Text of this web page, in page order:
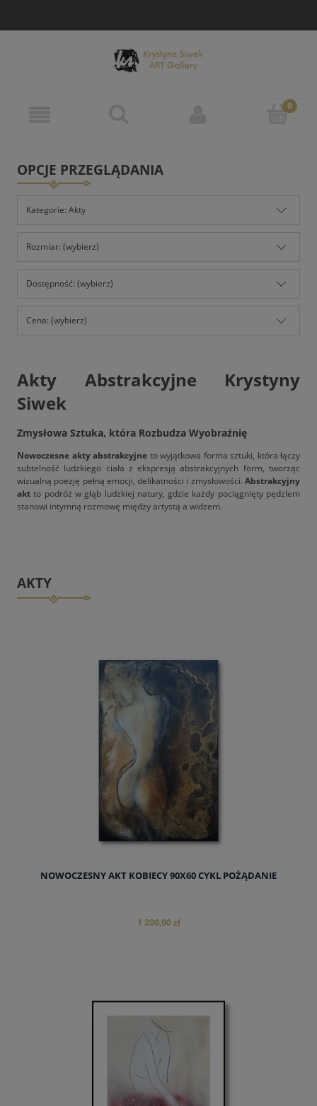
OPCJE PRZEGLĄDANIA
Kategorie: Akty
Rozmiar: (wybierz)
Dostępność: (wybierz)
Cena: (wybierz)
Akty Abstrakcyjne Krystyny
Siwek
Zmysłowa Sztuka, która Rozbudza Wyobraźnię
Nowoczesne akty abstrakcyjne to wyjątkowa forma sztuki, która łączy
subtelność ludzkiego ciała z ekspresją abstrakcyjnych form, tworząc
wizualną poezję pełną emocji, delikatności i zmysłowości. Abstrakcyjny
akt to podróż w głąb ludzkiej natury, gdzie każdy pociągnięty pędzlem
stanowi intymną rozmowę między artystą a widzem.
AKTY
NOWOCZESNY AKT KOBIECY 90X60 CYKL POŻĄDANIE
1 200,00 zł